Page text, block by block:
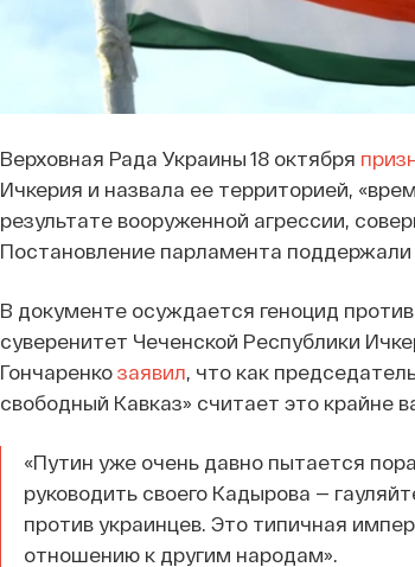
Верховная Рада Украины 18 октября
Ичкерия и назвала ее территорией,
результате вооруженной агрессии,
Постановление парламента поддержали
В документе осуждается геноцид
суверенитет Чеченской Республики
Гончаренко заявил , что как
свободный Кавказ» считает это крайне
«Путин уже очень давно пытается
руководить своего Кадырова —
против украинцев. Это типичная
отношению к другим народам».